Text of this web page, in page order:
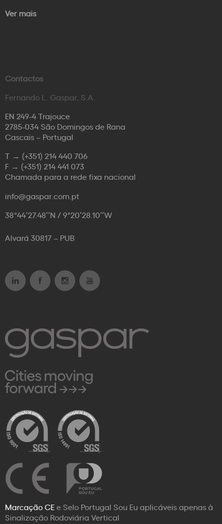
Ver mais
Contactos
Fernando L. Gaspar, S.A.
EN 249-4 Trajouce
2785-034 São Domingos de Rana
Cascais – Portugal
T → (+351) 214 440 706
F → (+351) 214 441 073
Chamada para a rede fixa nacional
info@gaspar.com.pt
38°44’27.48’’N / 9°20’28.10’’W
Alvará 30817 – PUB
Marcação CEe Selo Portugal Sou Eu aplicáveis apenas à
Sinalização Rodoviária Vertical